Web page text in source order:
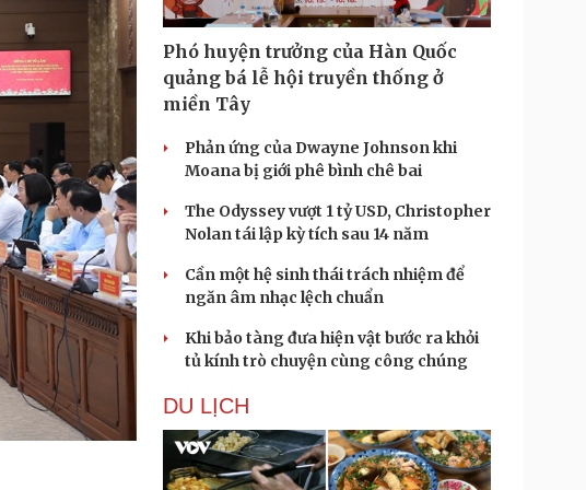
Phó huyện trưởng của Hàn Quốc
quảng bá lễ hội truyền thống ở
miền Tây
Phản ứng của Dwayne Johnson khi
Moana bị giới phê bình chê bai
The Odyssey vượt 1 tỷ USD, Christopher
Nolan tái lập kỳ tích sau 14 năm
Cần một hệ sinh thái trách nhiệm để
ngăn âm nhạc lệch chuẩn
Khi bảo tàng đưa hiện vật bước ra khỏi
tủ kính trò chuyện cùng công chúng
DU LỊCH